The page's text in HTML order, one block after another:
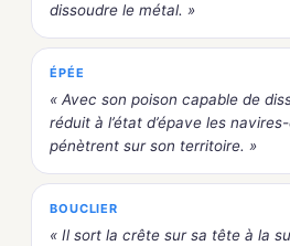
dissoudre le métal. »
ÉPÉE
« Avec son poison capable de
réduit à l’état d’épave les
pénètrent sur son territoire. »
BOUCLIER
« Il sort la crête sur sa tête à la